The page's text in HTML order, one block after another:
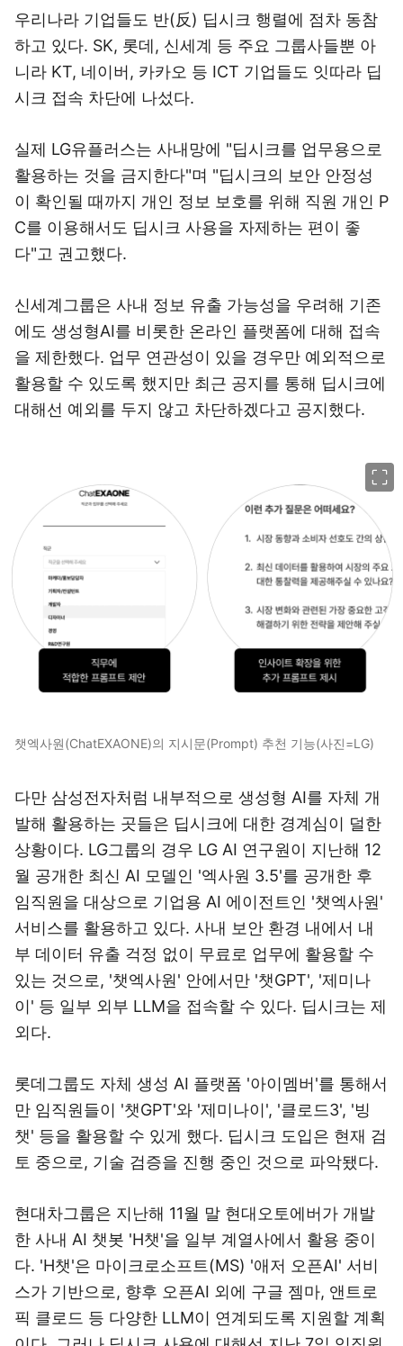
우리나라 기업들도 반(反) 딥시크 행렬에 점차 동참
하고 있다. SK, 롯데, 신세계 등 주요 그룹사들뿐 아
니라 KT, 네이버, 카카오 등 ICT 기업들도 잇따라 딥
시크 접속 차단에 나섰다.
실제 LG유플러스는 사내망에 "딥시크를 업무용으로
활용하는 것을 금지한다"며 "딥시크의 보안 안정성
이 확인될 때까지 개인 정보 보호를 위해 직원 개인 P
C를 이용해서도 딥시크 사용을 자제하는 편이 좋
다"고 권고했다.
신세계그룹은 사내 정보 유출 가능성을 우려해 기존
에도 생성형AI를 비롯한 온라인 플랫폼에 대해 접속
을 제한했다. 업무 연관성이 있을 경우만 예외적으로
활용할 수 있도록 했지만 최근 공지를 통해 딥시크에
대해선 예외를 두지 않고 차단하겠다고 공지했다.
챗엑사원(ChatEXAONE)의 지시문(Prompt) 추천 기능(사진=LG)
다만 삼성전자처럼 내부적으로 생성형 AI를 자체 개
발해 활용하는 곳들은 딥시크에 대한 경계심이 덜한
상황이다. LG그룹의 경우 LG AI 연구원이 지난해 12
월 공개한 최신 AI 모델인 '엑사원 3.5'를 공개한 후
임직원을 대상으로 기업용 AI 에이전트인 '챗엑사원'
서비스를 활용하고 있다. 사내 보안 환경 내에서 내
부 데이터 유출 걱정 없이 무료로 업무에 활용할 수
있는 것으로, '챗엑사원' 안에서만 '챗GPT', '제미나
이' 등 일부 외부 LLM을 접속할 수 있다. 딥시크는 제
외다.
롯데그룹도 자체 생성 AI 플랫폼 '아이멤버'를 통해서
만 임직원들이 '챗GPT'와 '제미나이', '클로드3', '빙
챗' 등을 활용할 수 있게 했다. 딥시크 도입은 현재 검
토 중으로, 기술 검증을 진행 중인 것으로 파악됐다.
현대차그룹은 지난해 11월 말 현대오토에버가 개발
한 사내 AI 챗봇 'H챗'을 일부 계열사에서 활용 중이
다. 'H챗'은 마이크로소프트(MS) '애저 오픈AI' 서비
스가 기반으로, 향후 오픈AI 외에 구글 젬마, 앤트로
픽 클로드 등 다양한 LLM이 연계되도록 지원할 계획